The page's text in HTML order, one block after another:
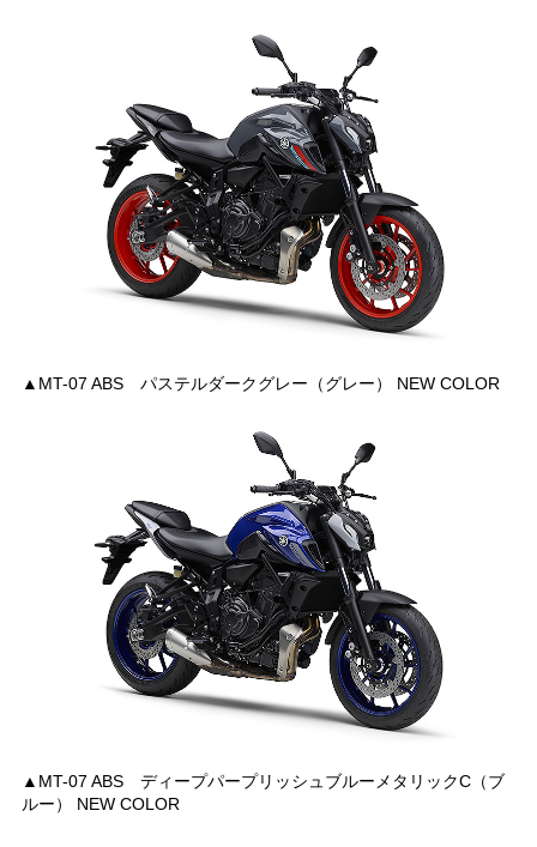
▲MT-07 ABS パステルダークグレー（グレー） NEW COLOR
▲MT-07 ABS ディープパープリッシュブルーメタリックC（ブ
ルー） NEW COLOR